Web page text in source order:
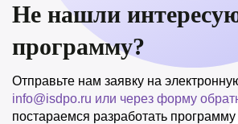
Не нашли
программу?
Отправьте нам заявку на
info@isdpo.ru или через форму
постараемся разработать